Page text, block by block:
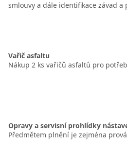
smlouvy a dále identifikace závad a
Vařič asfaltu
Nákup 2 ks vařičů asfaltů pro
Opravy a servisní prohlídky
Předmětem plnění je zejména